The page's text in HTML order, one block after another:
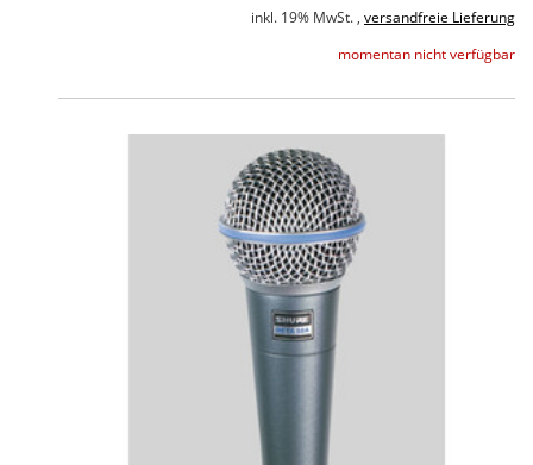
inkl. 19% MwSt. , versandfreie Lieferung
momentan nicht verfügbar